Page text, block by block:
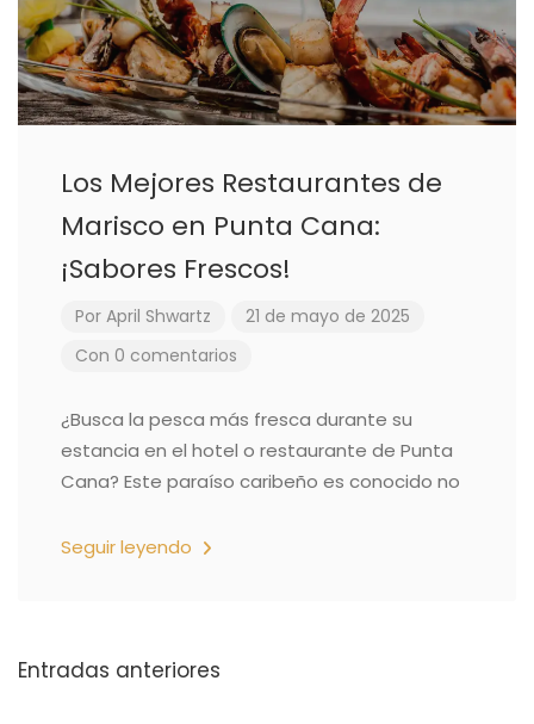
Los Mejores Restaurantes de
Marisco en Punta Cana:
¡Sabores Frescos!
Por April Shwartz
21 de mayo de 2025
Con 0 comentarios
¿Busca la pesca más fresca durante su
estancia en el hotel o restaurante de Punta
Cana? Este paraíso caribeño es conocido no
Seguir leyendo
Navegación
Entradas anteriores